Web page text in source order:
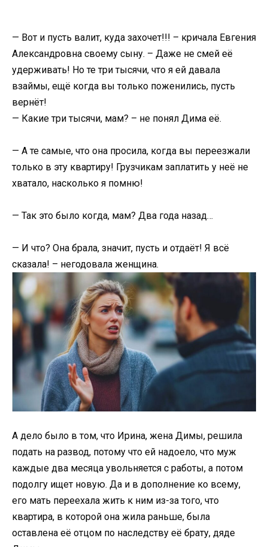
— Вот и пусть валит, куда захочет!!! – кричала Евгения
Александровна своему сыну. – Даже не смей её
удерживать! Но те три тысячи, что я ей давала
взаймы, ещё когда вы только поженились, пусть
вернёт!
— Какие три тысячи, мам? – не понял Дима её.
— А те самые, что она просила, когда вы переезжали
только в эту квартиру! Грузчикам заплатить у неё не
хватало, насколько я помню!
— Так это было когда, мам? Два года назад…
— И что? Она брала, значит, пусть и отдаёт! Я всё
сказала! – негодовала женщина.
А дело было в том, что Ирина, жена Димы, решила
подать на развод, потому что ей надоело, что муж
каждые два месяца увольняется с работы, а потом
подолгу ищет новую. Да и в дополнение ко всему,
его мать переехала жить к ним из-за того, что
квартира, в которой она жила раньше, была
оставлена её отцом по наследству её брату, дяде